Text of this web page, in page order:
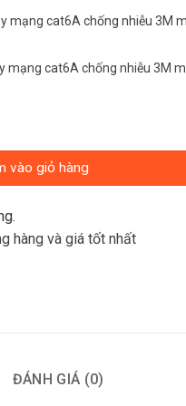
mạng cat6A chống nhiễu 3M
mạng cat6A chống nhiễu 3M
Commscope/AMP
vào giỏ hàng
hàng và giá tốt nhất
ĐÁNH GIÁ (0)